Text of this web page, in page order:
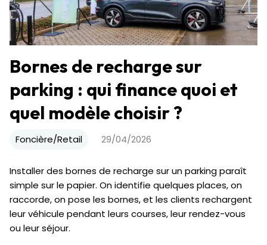
Bornes de recharge sur
parking : qui finance quoi et
quel modèle choisir ?
Foncière/Retail 29/04/2026
Installer des bornes de recharge sur un parking paraît
simple sur le papier. On identifie quelques places, on
raccorde, on pose les bornes, et les clients rechargent
leur véhicule pendant leurs courses, leur rendez-vous
ou leur séjour.